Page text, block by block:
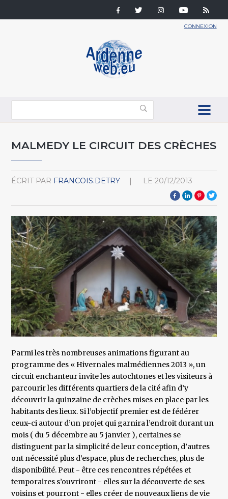
CONNEXION
MALMEDY LE CIRCUIT DES CRÈCHES
ÉCRIT PAR FRANCOIS.DETRY LE 20/12/2013
Parmi les très nombreuses animations figurant au
programme des « Hivernales malmédiennes 2013 », un
circuit enchanteur invite les autochtones et les visiteurs à
parcourir les différents quartiers de la cité afin d’y
découvrir la quinzaine de crèches mises en place par les
habitants des lieux. Si l’objectif premier est de fédérer
ceux-ci autour d’un projet qui garnira l’endroit durant un
mois ( du 5 décembre au 5 janvier ), certaines se
distinguent par la simplicité de leur conception, d’autres
ont nécessité plus d’espace, plus de recherches, plus de
disponibilité. Peut - être ces rencontres répétées et
temporaires s’ouvriront - elles sur la découverte de ses
voisins et pourront - elles créer de nouveaux liens de vie